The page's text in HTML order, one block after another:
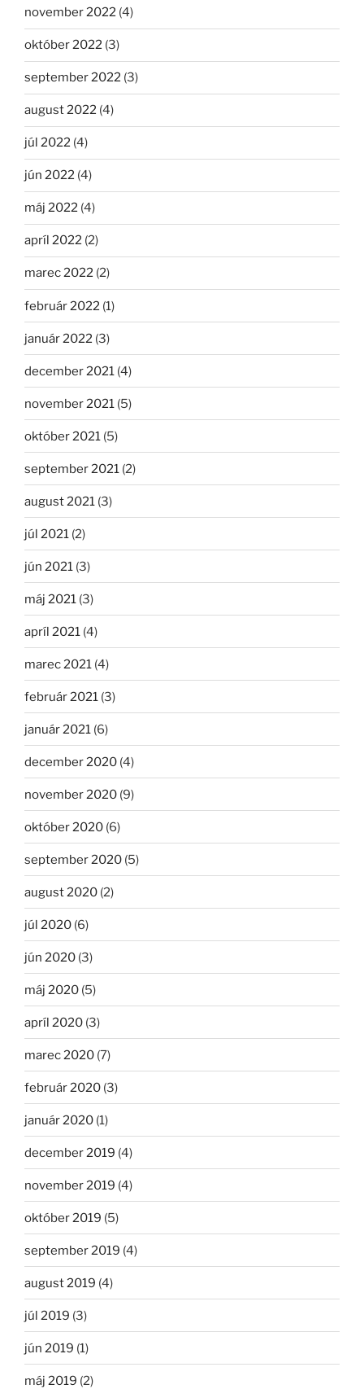
november 2022 (4)
október 2022 (3)
september 2022 (3)
august 2022 (4)
júl 2022 (4)
jún 2022 (4)
máj 2022 (4)
apríl 2022 (2)
marec 2022 (2)
február 2022 (1)
január 2022 (3)
december 2021 (4)
november 2021 (5)
október 2021 (5)
september 2021 (2)
august 2021 (3)
júl 2021 (2)
jún 2021 (3)
máj 2021 (3)
apríl 2021 (4)
marec 2021 (4)
február 2021 (3)
január 2021 (6)
december 2020 (4)
november 2020 (9)
október 2020 (6)
september 2020 (5)
august 2020 (2)
júl 2020 (6)
jún 2020 (3)
máj 2020 (5)
apríl 2020 (3)
marec 2020 (7)
február 2020 (3)
január 2020 (1)
december 2019 (4)
november 2019 (4)
október 2019 (5)
september 2019 (4)
august 2019 (4)
júl 2019 (3)
jún 2019 (1)
máj 2019 (2)